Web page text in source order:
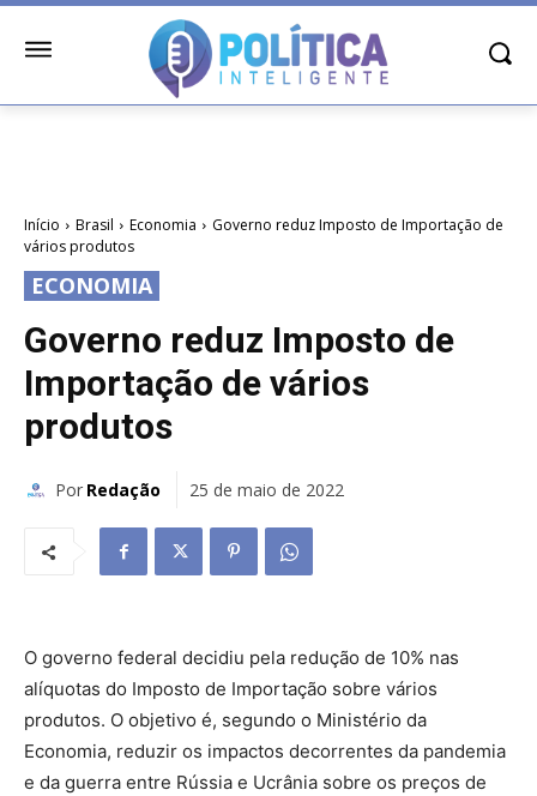
Início Brasil Economia
Governo reduz Imposto de Importação de
vários produtos
ECONOMIA
Governo reduz Imposto de
Importação de vários
produtos
Por Redação 25 de maio de 2022
O governo federal decidiu pela redução de 10% nas
alíquotas do Imposto de Importação sobre vários
produtos. O objetivo é, segundo o Ministério da
Economia, reduzir os impactos decorrentes da pandemia
e da guerra entre Rússia e Ucrânia sobre os preços de